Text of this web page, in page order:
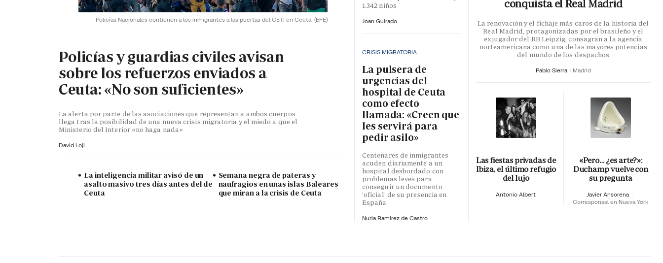
Policías Nacionales contienen a los inmigrantes a las puertas del CETI en Ceuta. (EFE)
Policías y guardias civiles avisan
sobre los refuerzos enviados a
Ceuta: «No son suficientes»
La alerta por parte de las asociaciones que representan a ambos cuerpos
llega tras la posibilidad de una nueva crisis migratoria y el miedo a que el
Ministerio del Interior «no haga nada»
David Loji
La inteligencia militar avisó de un
asalto masivo tres días antes del de
Ceuta
Semana negra de pateras y
naufragios en unas islas Baleares
que miran a la crisis de Ceuta
1.342 niños
Joan Guirado
CRISIS MIGRATORIA
La pulsera de
urgencias del
hospital de Ceuta
como efecto
llamada: «Creen que
les servirá para
pedir asilo»
Centenares de inmigrantes
acuden diariamente a un
hospital desbordado con
problemas leves para
conseguir un documento
'oficial' de su presencia en
España
Nuria Ramírez de Castro
conquista el Real Madrid
La renovación y el fichaje más caros de la historia del
Real Madrid, protagonizadas por el brasileño y el
exjugador del RB Leipzig, consagran a la agencia
norteamericana como una de las mayores potencias
del mundo de los despachos
Pablo Sierra Madrid
Las fiestas privadas de
Ibiza, el último refugio
del lujo
Antonio Albert
«Pero… ¿es arte?»:
Duchamp vuelve con
su pregunta
Javier Ansorena
Corresponsal en Nueva York